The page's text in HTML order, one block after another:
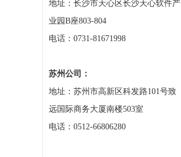
地址：长沙市天心区长沙天心软件产
业园B座803-804
电话：0731-81671998
苏州公司：
地址：苏州市高新区科发路101号致
远国际商务大厦南楼503室
电话：0512-66806280